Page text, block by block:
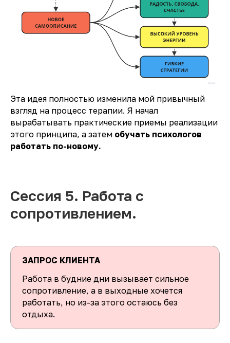
Эта идея полностью изменила мой привычный
взгляд на процесс терапии. Я начал
вырабатывать практические приемы реализации
этого принципа, а затем обучать психологов
работать по-новому.
Сессия 5. Работа с
сопротивлением.
ЗАПРОС КЛИЕНТА
Работа в будние дни вызывает сильное
сопротивление, а в выходные хочется
работать, но из-за этого остаюсь без
отдыха.